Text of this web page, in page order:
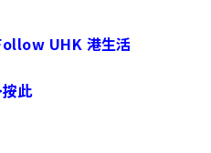
UHK 港生活
此